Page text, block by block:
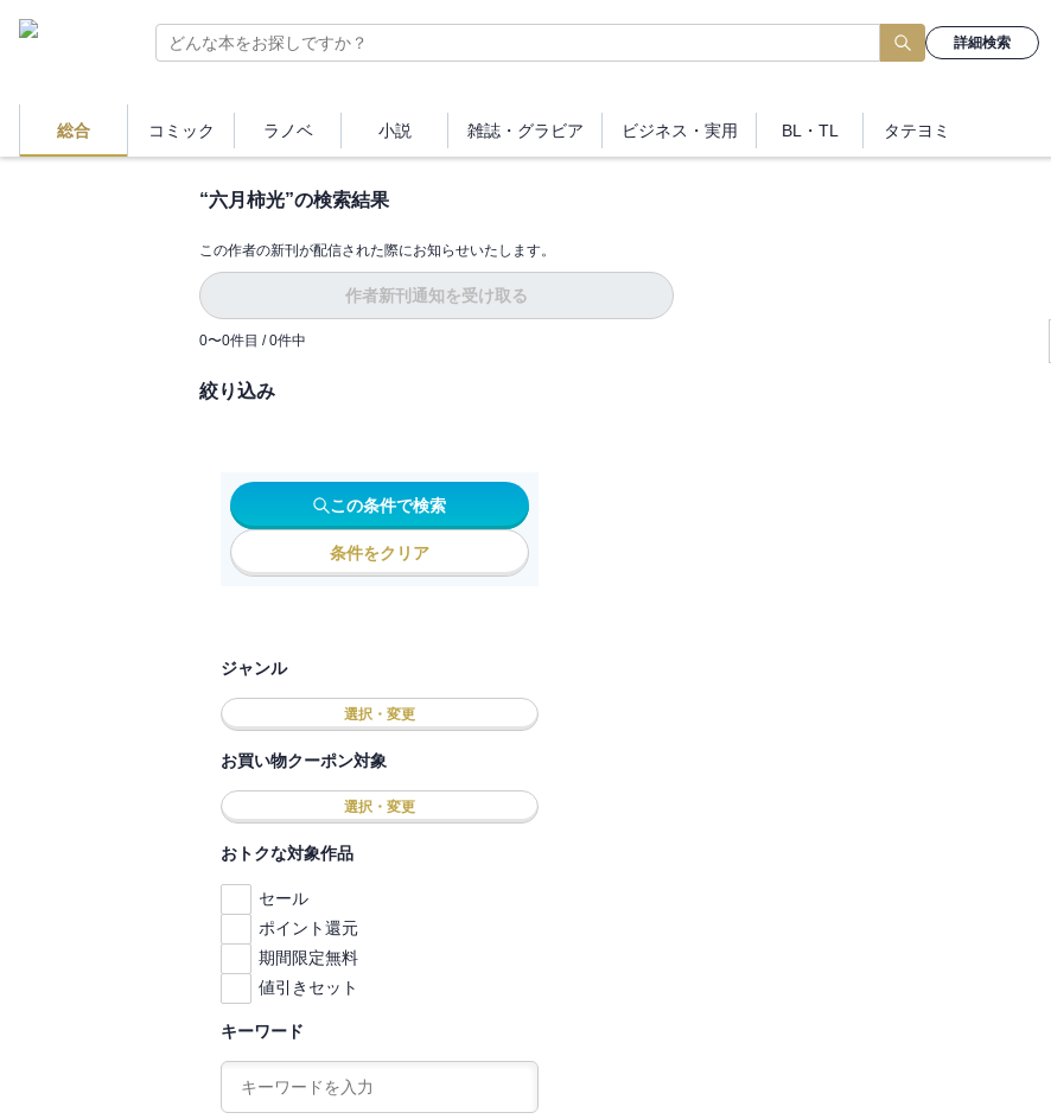
詳細検索
総合 コミック ラノベ 小説 雑誌・ グラビア ビジネス ・実用 BL・TL タテヨミ
“六月柿光”の検索結果
この作者の新刊が配信された際にお知らせいたします。
作者新刊通知を受け取る
0〜0件目 / 0件中
絞り込み
この条件で検索
条件をクリア
ジャンル
選択・変更
お買い物クーポン対象
選択・変更
おトクな対象作品
セール
ポイント還元
期間限定無料
値引きセット
キーワード